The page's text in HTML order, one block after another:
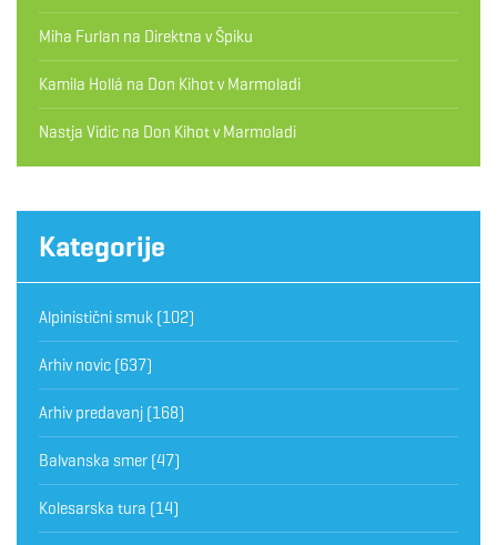
Miha Furlan na Direktna v Špiku
Kamila Hollá na Don Kihot v Marmoladi
Nastja Vidic na Don Kihot v Marmoladi
Kategorije
Alpinistični smuk (102)
Arhiv novic (637)
Arhiv predavanj (168)
Balvanska smer (47)
Kolesarska tura (14)